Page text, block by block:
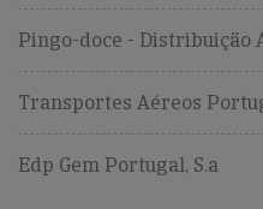
Pingo-doce - Distribuição
Transportes Aéreos
Edp Gem Portugal, S.a